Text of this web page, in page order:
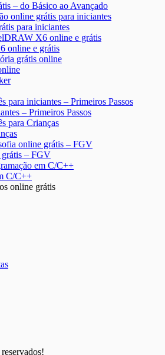
– do Básico ao Avançado
para iniciantes
online e grátis
– Primeiros Passos
– FGV
C/C++